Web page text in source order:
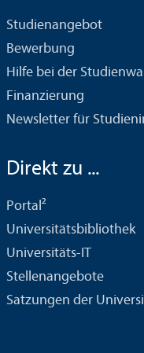
Studien­angebot
Bewerbung
Hilfe bei der
Finanzierung
Newsletter für
Direkt zu ...
Portal²
Universitäts­bibliothek
Universitäts-IT
Stellenangebote
Satzungen der